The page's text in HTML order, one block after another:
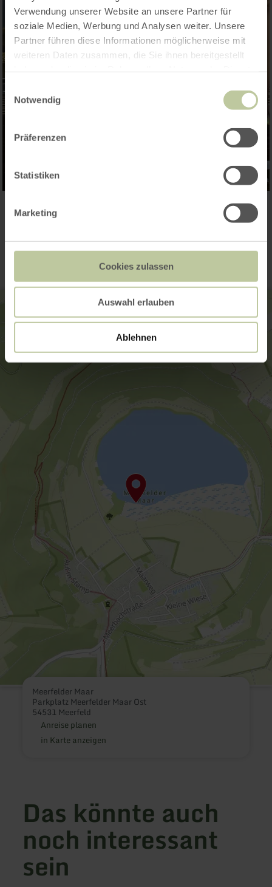
Verwendung unserer Website an unsere Partner für
soziale Medien, Werbung und Analysen weiter. Unsere
Partner führen diese Informationen möglicherweise mit
weiteren Daten zusammen, die Sie ihnen bereitgestellt
Notwendig
Präferenzen
Statistiken
Marketing
Cookies zulassen
Auswahl erlauben
Ablehnen
Kontakt
Meerfelder Maar
Parkplatz Meerfelder Maar Ost
54531 Meerfeld
Anreise planen
in Karte anzeigen
Das könnte auch
noch interessant
sein